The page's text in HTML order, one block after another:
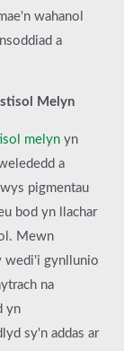
wahanol
a
Melyn
melyn yn
a
pigmentau
bod yn llachar
Mewn
wedi'i gynllunio
na
yn
sy'n addas ar